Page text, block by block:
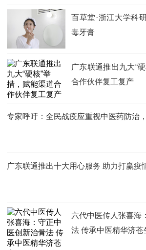
百草堂·浙江大学科
毒牙膏
广东联通推出九大“
合作伙伴复工复产
专家呼吁：全民战疫应重视中医药防治
广东联通推出十大用心服务 助力打赢疫
六代中医传人张喜海
法 传承中医精华济苍